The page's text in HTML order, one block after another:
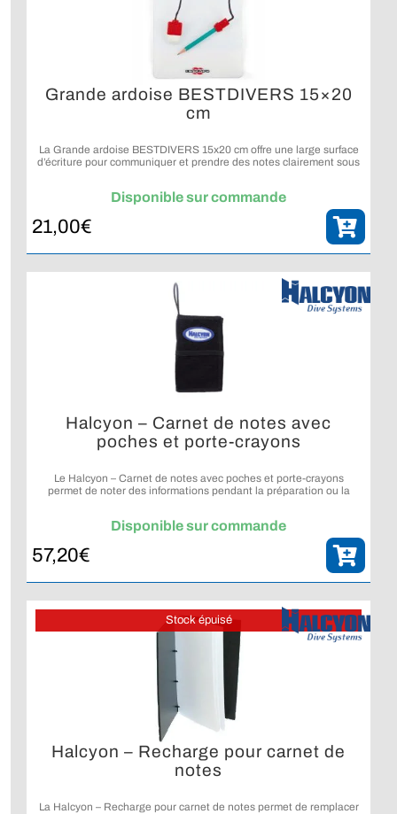
Grande ardoise BESTDIVERS 15×20
cm
La Grande ardoise BESTDIVERS 15x20 cm offre une large surface
d’écriture pour communiquer et prendre des notes clairement sous
Disponible sur commande
21,00€
Halcyon – Carnet de notes avec
poches et porte-crayons
Le Halcyon – Carnet de notes avec poches et porte-crayons
permet de noter des informations pendant la préparation ou la
Disponible sur commande
57,20€
Stock épuisé
Halcyon – Recharge pour carnet de
notes
La Halcyon – Recharge pour carnet de notes permet de remplacer